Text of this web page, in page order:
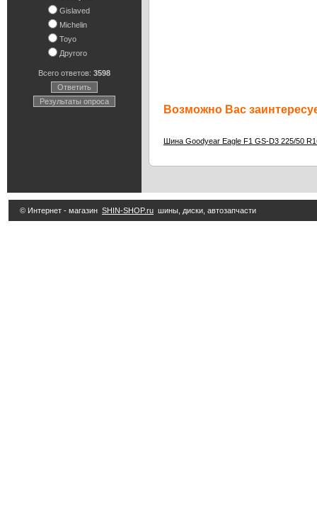
Gislaved
Michelin
Toyo
Другого
Всего ответов: 3598
Ответить
Результаты опроса
Возможно Вас
Шина Goodyear Eagle F1 GS-D3 225/50
© Интернет - магазин SHIN-SHOP.ru шины, диски, автозапчасти